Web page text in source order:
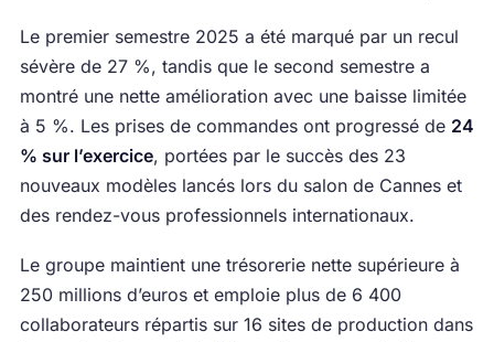
Le premier semestre 2025 a été marqué par un recul
sévère de 27 %, tandis que le second semestre a
montré une nette amélioration avec une baisse limitée
à 5 %. Les prises de commandes ont progressé de 24
% sur l’exercice, portées par le succès des 23
nouveaux modèles lancés lors du salon de Cannes et
des rendez-vous professionnels internationaux.
Le groupe maintient une trésorerie nette supérieure à
250 millions d’euros et emploie plus de 6 400
collaborateurs répartis sur 16 sites de production dans